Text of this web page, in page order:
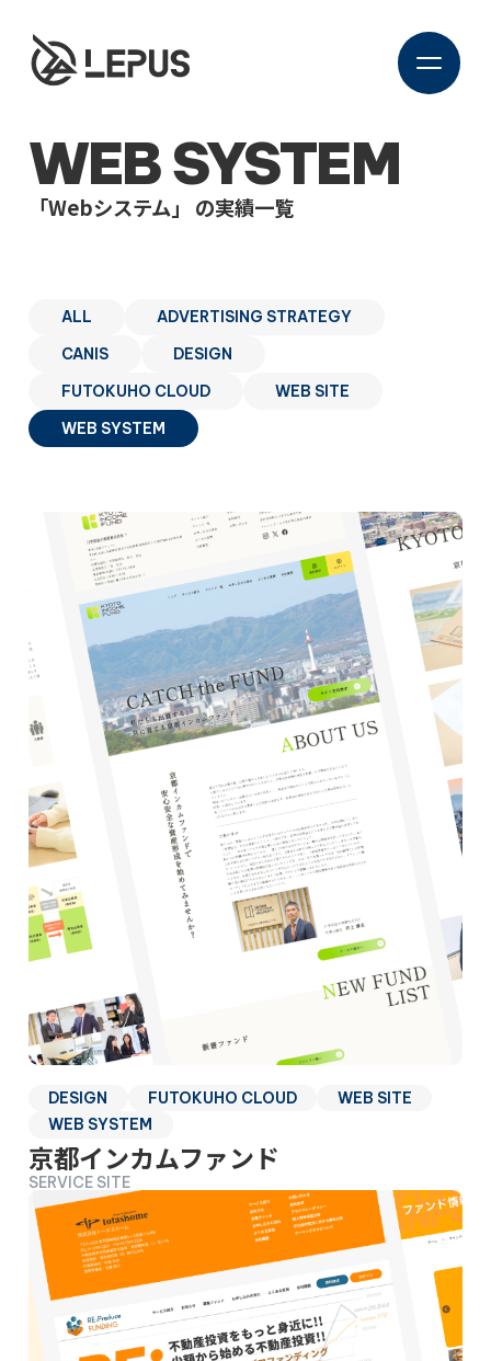
WEB SYSTEM
「Webシステム」 の実績一覧
ALL
ADVERTISING STRATEGY
CANIS
DESIGN
FUTOKUHO CLOUD
WEB SITE
WEB SYSTEM
DESIGN FUTOKUHO CLOUD
WEB SITE
WEB SYSTEM
京都インカムファンド
SERVICE SITE